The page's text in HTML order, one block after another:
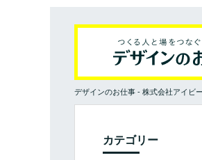
デザインのお仕事 - 株式会社アイビ
カテゴリー